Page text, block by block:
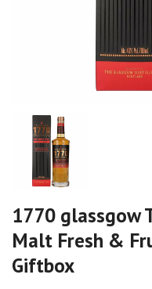
1770 glassgow
Malt Fresh &
Giftbox